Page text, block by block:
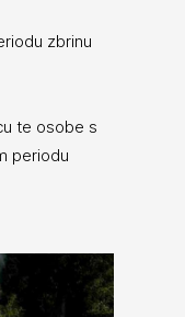
zbrinu
te osobe s
periodu